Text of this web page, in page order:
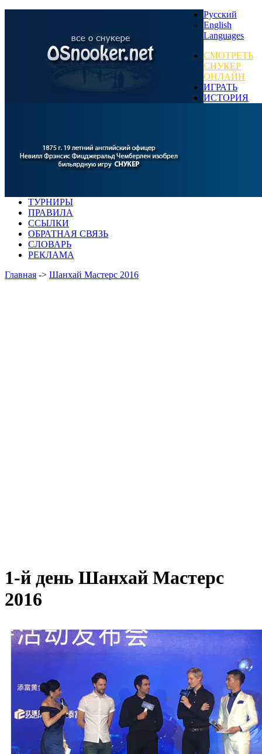
Русский
English
Languages
СМОТРЕТЬ
СНУКЕР
ОНЛАЙН
ИГРАТЬ
ИСТОРИЯ
ТУРНИРЫ
ПРАВИЛА
ССЫЛКИ
ОБРАТНАЯ СВЯЗЬ
СЛОВАРЬ
РЕКЛАМА
Главная -> Шанхай Мастерс 2016
1-й день Шанхай Мастерс
2016